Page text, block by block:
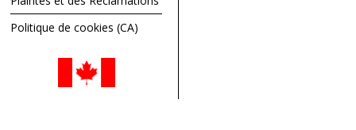
Politique de cookies (CA)